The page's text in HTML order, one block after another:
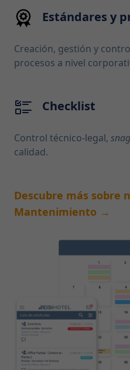
Estándares y
Creación, gestión y
procesos a nivel
Checklist
Control técnico-legal,
calidad.
Descubre más sobre
Mantenimiento →